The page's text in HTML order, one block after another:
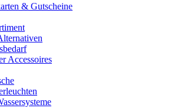
& Gutscheine
Accessoires